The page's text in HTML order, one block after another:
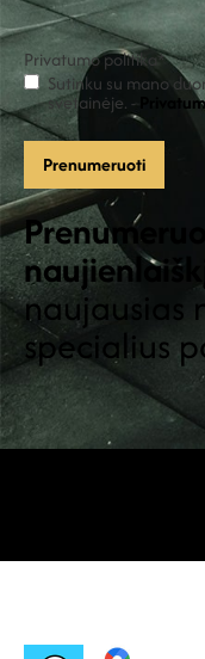
Privatumo politika*
Sutinku su mano
svetainėje. -
naujausias
specialius